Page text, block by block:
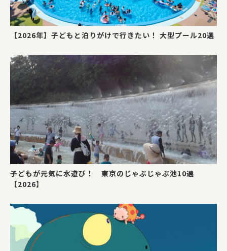
【2026年】子どもと泊りがけで行きたい！ 大型プール20選
子どもが元気に水遊び！ 東京のじゃぶじゃぶ池10選
【2026】